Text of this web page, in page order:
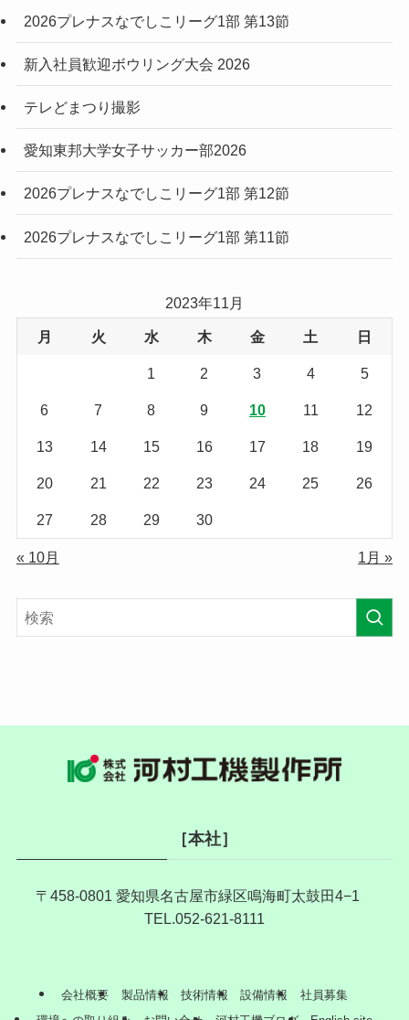
2026プレナスなでしこリーグ1部 第13節
新入社員歓迎ボウリング大会 2026
テレどまつり撮影
愛知東邦大学女子サッカー部2026
2026プレナスなでしこリーグ1部 第12節
2026プレナスなでしこリーグ1部 第11節
2023年11月
月 火 水 木 金 土 日
1 2 3 4 5
6 7 8 9 10 11 12
13 14 15 16 17 18 19
20 21 22 23 24 25 26
27 28 29 30
« 10月 1月 »
［本社］
〒458-0801 愛知県名古屋市緑区鳴海町太鼓田4−1
TEL.052-621-8111
会社概要 製品情報 技術情報 設備情報
社員募集